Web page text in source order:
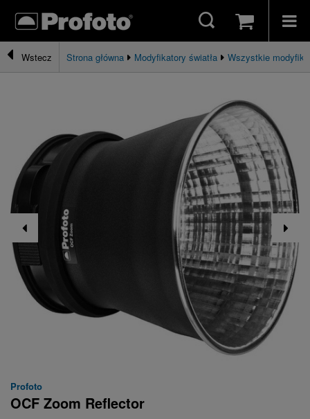
Wstecz Strona główna Modyfikatory światła Wszystkie
Profoto
OCF Zoom Reflector